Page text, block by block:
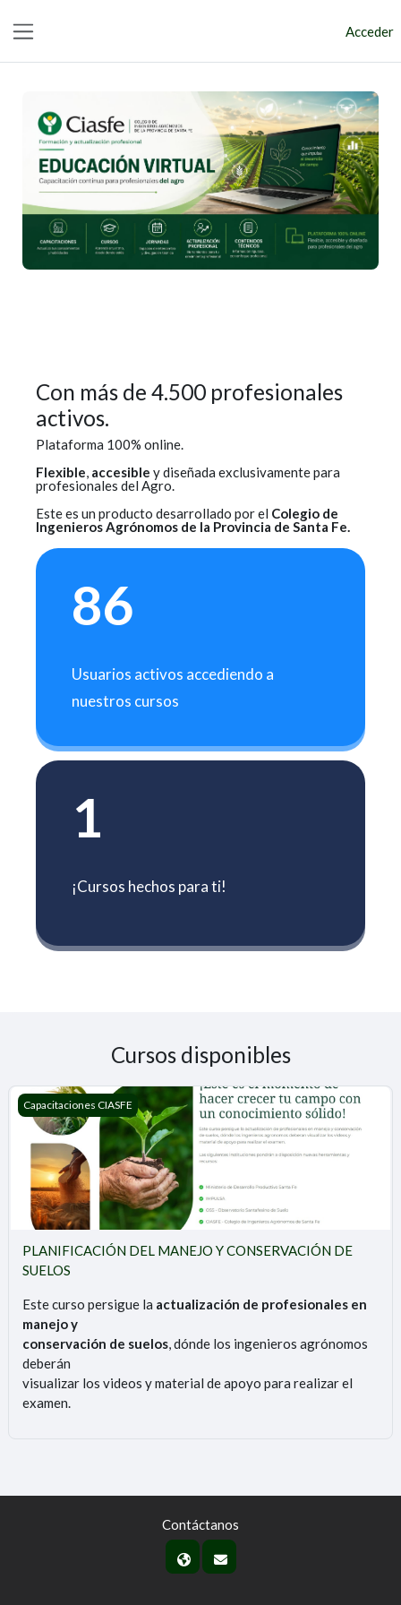
Acceder
Con más de 4.500 profesionales
activos.
Plataforma 100% online.
Flexible accesibley diseñada exclusivamente para
profesionales del Agro.
Este es un producto desarrollado por el Colegio de
Ingenieros Agrónomos de la Provincia de Santa Fe.
86
Usuarios activos accediendo a
nuestros cursos
1
¡Cursos hechos para ti!
Cursos disponibles
PLANIFICACIÓN DEL MANEJO Y CONSERVACIÓN DE SUELOS
Capacitaciones CIASFE
PLANIFICACIÓN DEL MANEJO Y CONSERVACIÓN DE
SUELOS
Este curso persigue la actualización de profesionales en
manejo y
conservación de suelos, dónde los ingenieros agrónomos
deberán
visualizar los videos y material de apoyo para realizar el
examen.
Contáctanos